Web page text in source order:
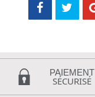
PAIEMENT
SÉCURISÉ